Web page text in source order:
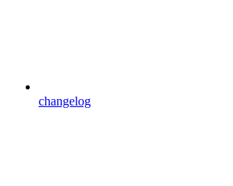
changelog